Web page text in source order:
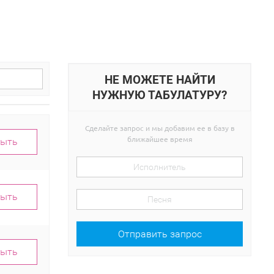
НЕ МОЖЕТЕ НАЙТИ
НУЖНУЮ ТАБУЛАТУРУ?
Сделайте запрос и мы добавим ее в базу в
ближайшее время
Отправить запрос